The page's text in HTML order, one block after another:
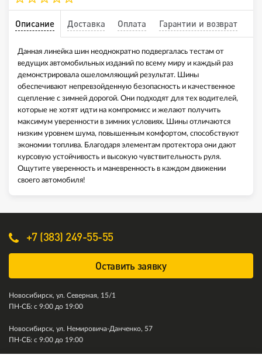
Описание Доставка Оплата Гарантии и возврат
Данная линейка шин неоднократно подвергалась тестам от
ведущих автомобильных изданий по всему миру и каждый раз
демонстрировала ошеломляющий результат. Шины
обеспечивают непревзойденную безопасность и качественное
сцепление с зимней дорогой. Они подходят для тех водителей,
которые не хотят идти на компромисс и желают получить
максимум уверенности в зимних условиях. Шины отличаются
низким уровнем шума, повышенным комфортом, способствуют
экономии топлива. Благодаря элементам протектора они дают
курсовую устойчивость и высокую чувствительность руля.
Ощутите уверенность и маневренность в каждом движении
своего автомобиля!
+7 (383) 249-55-55
Оставить заявку
Новосибирск, ул. Северная, 15/1
ПН-СБ: с 9:00 до 19:00
Новосибирск, ул. Немировича-Данченко, 57
ПН-СБ: с 9:00 до 19:00